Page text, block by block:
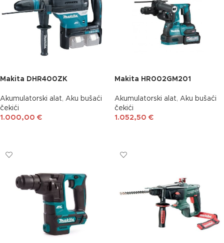
Makita DHR400ZK
Akumulatorski alat, Aku bušaći
čekići
1.000,00 €
Makita HR002GM201
Akumulatorski alat, Aku bušaći
čekići
1.052,50 €